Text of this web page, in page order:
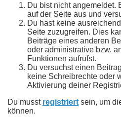
Du bist nicht angemeldet.
auf der Seite aus und
Du hast keine
Seite zuzugreifen. Dies
Beiträge eines anderen
oder administrative bzw.
Funktionen aufrufst.
Du versuchst einen
keine Schreibrechte oder
Aktivierung deiner
Du musst registriert sein, um
können.